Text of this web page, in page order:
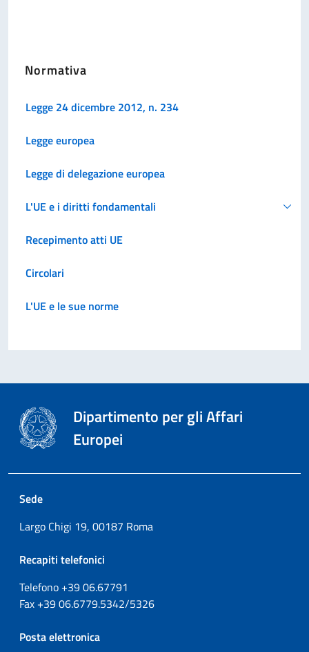
Normativa
Legge 24 dicembre 2012, n. 234
Legge europea
Legge di delegazione europea
L'UE e i diritti fondamentali
Recepimento atti UE
Circolari
L'UE e le sue norme
Dipartimento per gli Affari
Europei
Sede
Largo Chigi 19, 00187 Roma
Recapiti telefonici
Telefono +3906.67791
Fax +3906.6779.5342/5326
Posta elettronica